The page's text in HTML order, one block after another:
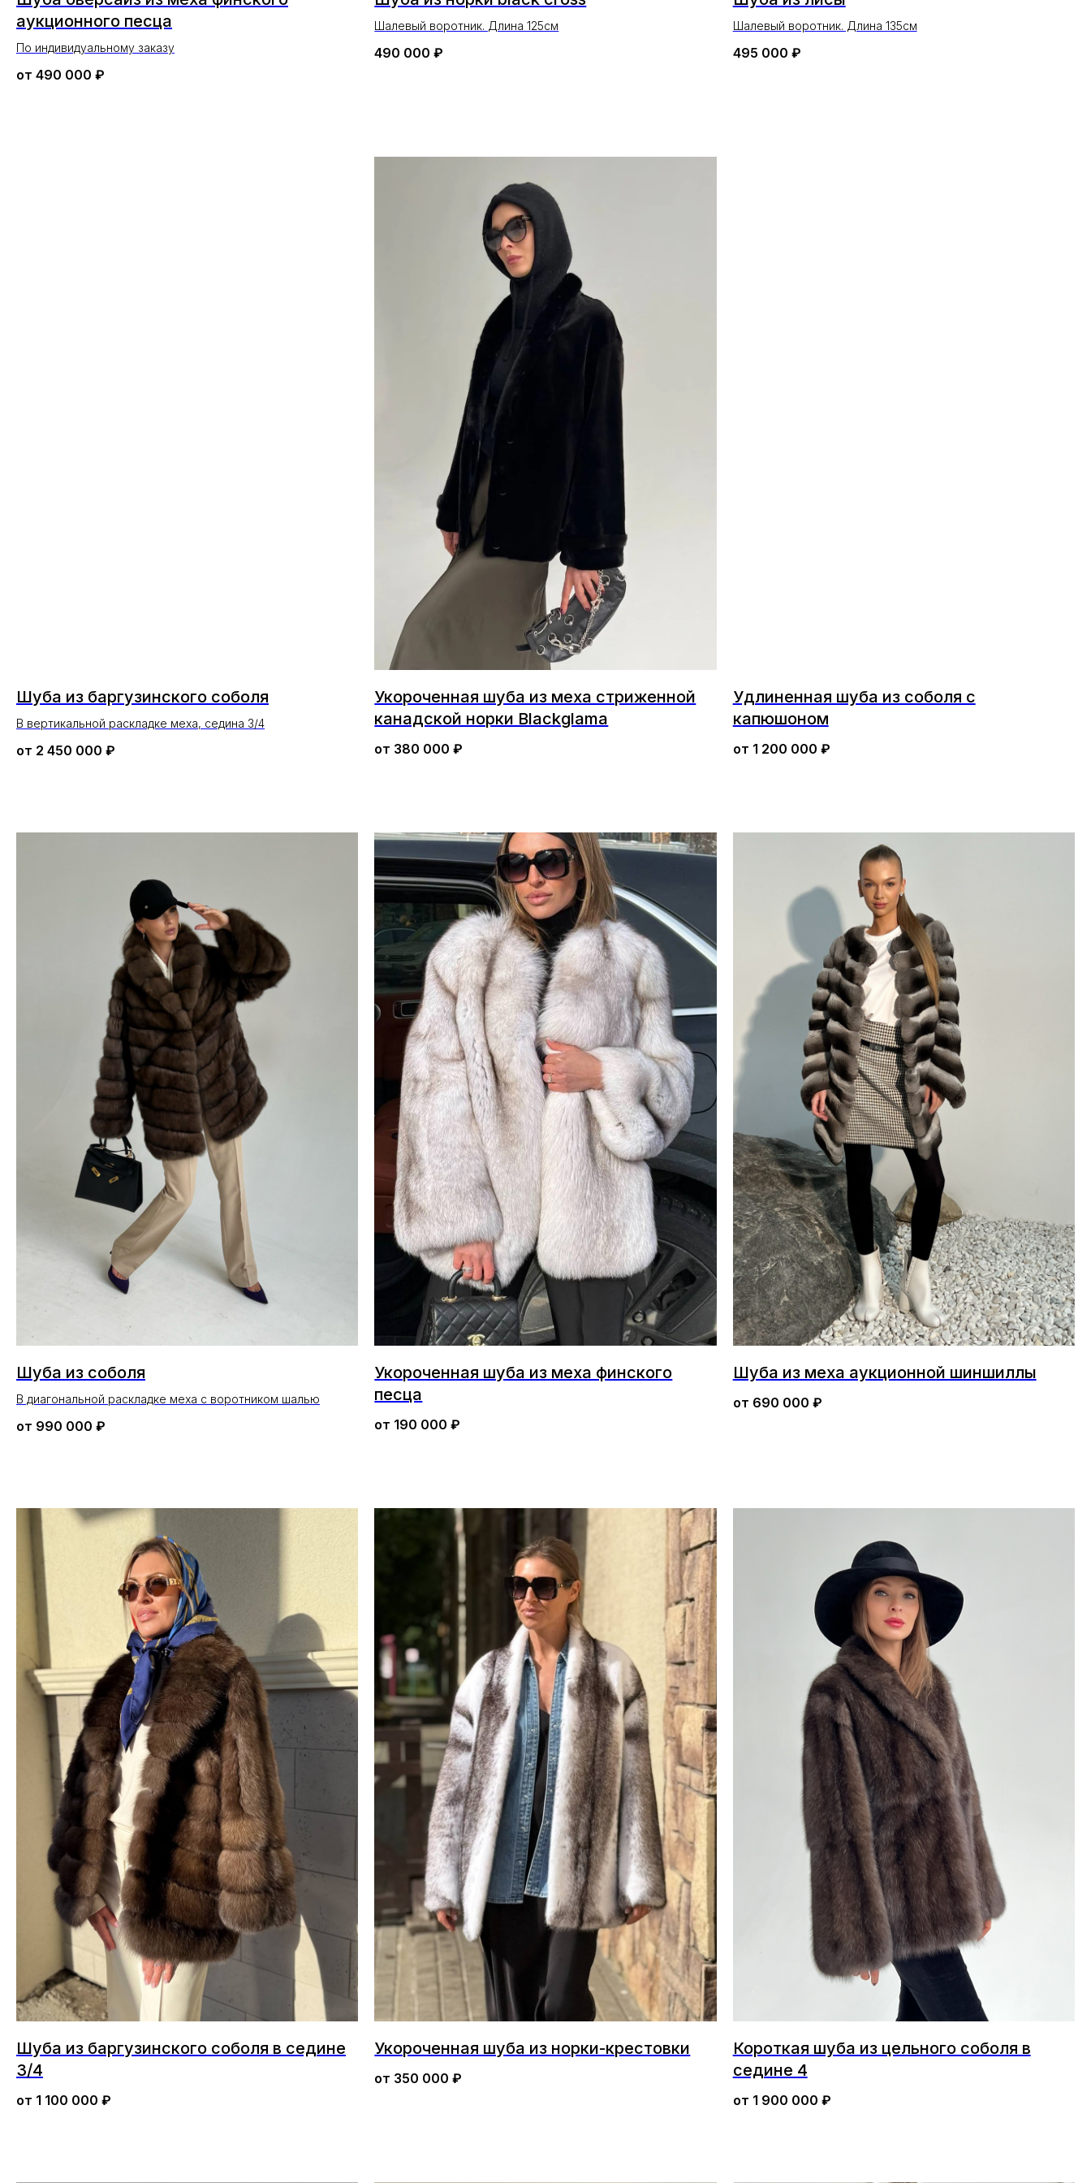
аукционного песца
По индивидуальному заказу
от 490 000 ₽
Шалевый воротник. Длина 125см
490 000 ₽
Шалевый воротник. Длина 135см
495 000 ₽
Шуба из баргузинского соболя
В вертикальной раскладке меха, седина 3/4
от 2 450 000 ₽
Укороченная шуба из меха стриженной
канадской норки Blackglama
от 380 000 ₽
Удлиненная шуба из соболя с
капюшоном
от 1 200 000 ₽
Шуба из соболя
В диагональной раскладке меха с воротником шалью
от 990 000 ₽
Укороченная шуба из меха финского
песца
от 190 000 ₽
Шуба из меха аукционной шиншиллы
от 690 000 ₽
Шуба из баргузинского соболя в седине
3/4
от 1 100 000 ₽
Укороченная шуба из норки-крестовки
от 350 000 ₽
Короткая шуба из цельного соболя в
седине 4
от 1 900 000 ₽